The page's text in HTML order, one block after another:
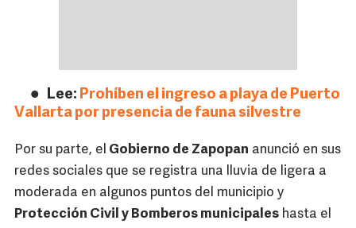
Lee: Prohíben el ingreso a playa de Puerto
Vallarta por presencia de fauna silvestre
Por su parte, el Gobierno de Zapopan anunció en sus
redes sociales que se registra una lluvia de ligera a
moderada en algunos puntos del municipio y
Protección Civil y Bomberos municipales hasta el